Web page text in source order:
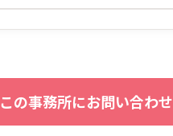
この事務所にお問い合わせ